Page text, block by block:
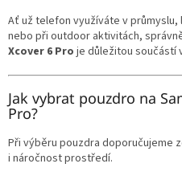
Ať už telefon využíváte v
nebo při outdoor aktivitách,
Xcover 6 Pro je důležitou součástí
Jak vybrat pouzdro na
Pro?
Při výběru pouzdra doporučujeme
i náročnost prostředí.